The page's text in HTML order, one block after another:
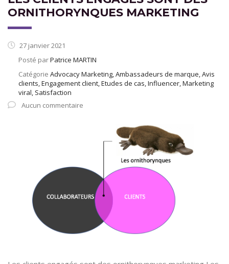
ORNITHORYNQUES MARKETING
27 janvier 2021
Posté parPatrice MARTIN
Catégorie Advocacy Marketing, Ambassadeurs de marque, Avis
clients, Engagement client, Etudes de cas, Influencer, Marketing
viral, Satisfaction
Aucun commentaire